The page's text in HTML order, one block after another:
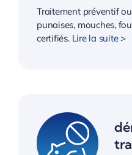
Traitement préventif
punaises, mouches,
certifiés. Lire la suite >